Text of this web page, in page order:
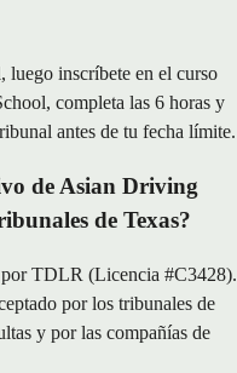
luego inscríbete en el curso
completa las 6 horas y
antes de tu fecha límite.
de Asian Driving
de Texas?
TDLR (Licencia #C3428).
por los tribunales de
y por las compañías de